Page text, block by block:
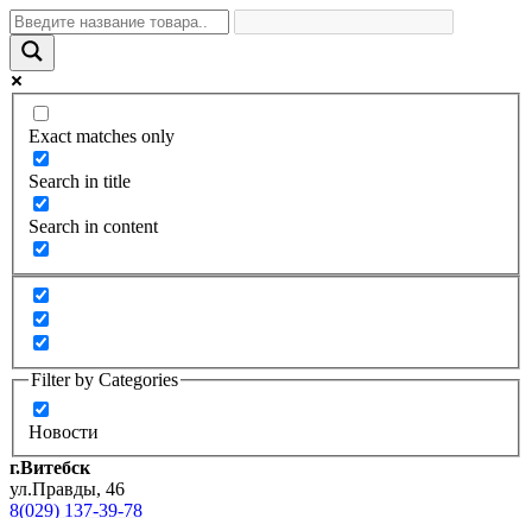
Exact matches only
Search in title
Search in content
Filter by Categories
Новости
г.Витебск
ул.Правды, 46
8(029) 137-39-78